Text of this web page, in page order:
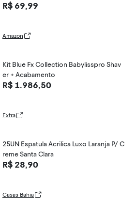
Estabilidade ao se Barbear. Compatível
R$ 69,99
Amazon
Kit Blue Fx Collection Babylisspro Shav
er + Acabamento
R$ 1.986,50
Extra
25UN Espatula Acrilica Luxo Laranja P/ C
reme Santa Clara
R$ 28,90
Casas Bahia